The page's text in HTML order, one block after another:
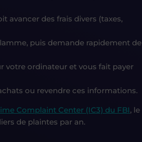
avancer des frais divers (taxes,
puis demande rapidement de
votre ordinateur et vous fait payer
ou revendre ces informations.
Complaint Center (IC3) du FBI, le
de plaintes par an.